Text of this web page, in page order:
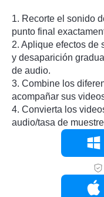
1. Recorte el sonido
punto final
2. Aplique efectos de
y desaparición
de audio.
3. Combine los
acompañar sus
4. Convierta los
audio/tasa de